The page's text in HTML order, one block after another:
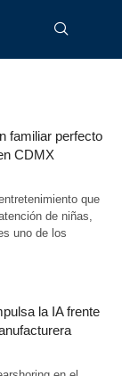
familiar perfecto
CDMX
que
de niñas,
uno de los
la IA frente